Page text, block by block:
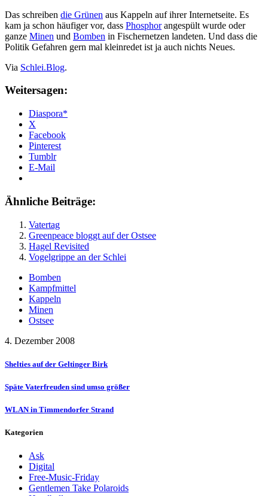
Das schreiben die Grünen aus Kappeln auf ihrer Internetseite. Es
kam ja schon häufiger vor, dass Phosphorangespült wurde oder
ganze Minen und Bomben in Fischernetzen landeten. Und dass die
Politik Gefahren gern mal kleinredet ist ja auch nichts Neues.
Via Schlei.Blog.
Weitersagen:
Diaspora*
X
Facebook
Pinterest
Tumblr
E-Mail
Ähnliche Beiträge:
Vatertag
Greenpeace bloggt auf der Ostsee
Hagel Revisited
Vogelgrippe an der Schlei
Bomben
Kampfmittel
Kappeln
Minen
Ostsee
4. Dezember 2008
Shelties auf der Geltinger Birk
Späte Vaterfreuden sind umso größer
WLAN in Timmendorfer Strand
Kategorien
Ask
Digital
Free-Music-Friday
Gentlemen Take Polaroids